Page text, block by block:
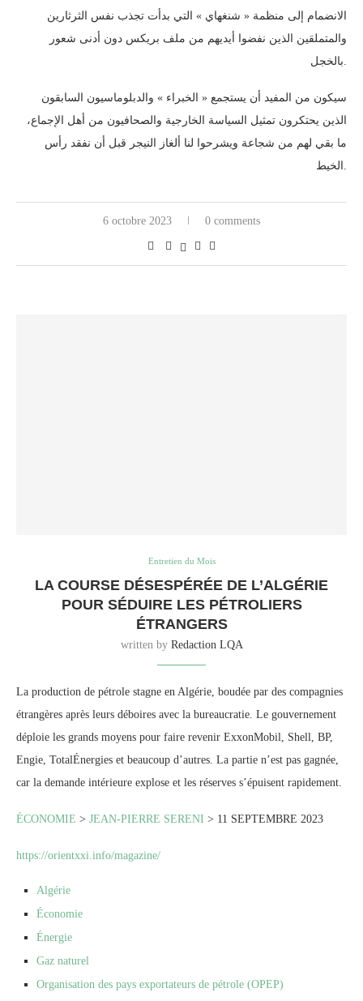
الانضمام إلى منظمة « شنغهاي » التي بدأت تجذب نفس الثرثارين
والمتملقين الذين نفضوا أيديهم من ملف بريكس دون أدنى شعور
بالخجل.
سيكون من المفيد أن يستجمع « الخبراء » والدبلوماسيون السابقون
الذين يحتكرون تمثيل السياسة الخارجية والصحافيون من أهل الإجماع،
ما بقي لهم من شجاعة ويشرحوا لنا ألغاز النيجر قبل أن نفقد رأس
الخيط.
6 octobre 2023 0 comments
Entretien du Mois
LA COURSE DÉSESPÉRÉE DE L’ALGÉRIE
POUR SÉDUIRE LES PÉTROLIERS
ÉTRANGERS
written by Redaction LQA
La production de pétrole stagne en Algérie, boudée par des compagnies
étrangères après leurs déboires avec la bureaucratie. Le gouvernement
déploie les grands moyens pour faire revenir ExxonMobil, Shell, BP,
Engie, TotalÉnergies et beaucoup d’autres. La partie n’est pas gagnée,
car la demande intérieure explose et les réserves s’épuisent rapidement.
ÉCONOMIE > JEAN-PIERRE SERENI > 11 SEPTEMBRE 2023
https://orientxxi.info/magazine/
Algérie
Économie
Énergie
Gaz naturel
Organisation des pays exportateurs de pétrole (OPEP)